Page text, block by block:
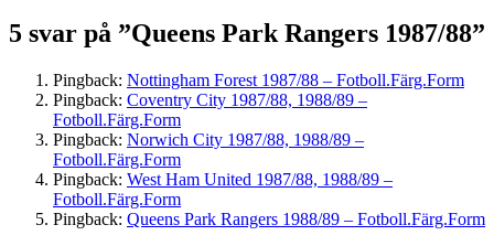
5 svar på ”Queens Park Rangers 1987/88”
Pingback: Nottingham Forest 1987/88 – Fotboll.Färg.Form
Pingback: Coventry City 1987/88, 1988/89 –
Fotboll.Färg.Form
Pingback: Norwich City 1987/88, 1988/89 –
Fotboll.Färg.Form
Pingback: West Ham United 1987/88, 1988/89 –
Fotboll.Färg.Form
Pingback: Queens Park Rangers 1988/89 – Fotboll.Färg.Form